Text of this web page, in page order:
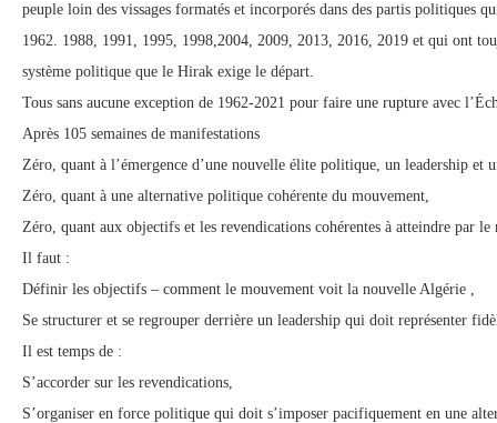
peuple loin des vissages formatés et incorporés dans des partis politiques
1962. 1988, 1991, 1995, 1998,2004, 2009, 2013, 2016, 2019 et qui ont
système politique que le Hirak exige le départ.
Tous sans aucune exception de 1962-2021 pour faire une rupture avec
Après 105 semaines de manifestations
Zéro, quant à l’émergence d’une nouvelle élite politique, un leadership et
Zéro, quant à une alternative politique cohérente du mouvement,
Zéro, quant aux objectifs et les revendications cohérentes à atteindre par le
Il faut :
Définir les objectifs – comment le mouvement voit la nouvelle Algérie ,
Se structurer et se regrouper derrière un leadership qui doit représenter
Il est temps de :
S’accorder sur les revendications,
S’organiser en force politique qui doit s’imposer pacifiquement en une